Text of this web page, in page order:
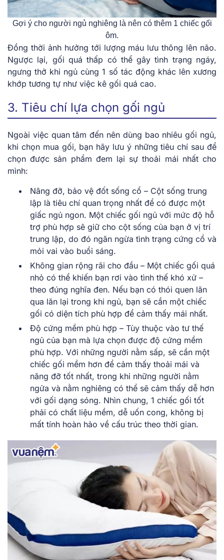
Gợi ý cho người ngủ nghiêng là nên có thêm 1 chiếc gối
ôm.
Đồng thời ảnh hưởng tới lượng máu lưu thông lên não.
Ngược lại, gối quá thấp có thể gây tình trạng ngáy,
ngưng thở khi ngủ cùng 1 số tác động khác lên xương
khớp tương tự như việc kê gối quá cao.
3. Tiêu chí lựa chọn gối ngủ
Ngoài việc quan tâm đến nên dùng bao nhiêu gối ngủ,
khi chọn mua gối, bạn hãy lưu ý những tiêu chí sau để
chọn được sản phẩm đem lại sự thoải mái nhất cho
mình:
Nâng đỡ, bảo vệ đốt sống cổ – Cột sống trung
lập là tiêu chí quan trọng nhất để có được một
giấc ngủ ngon. Một chiếc gối ngủ với mức độ hỗ
trợ phù hợp sẽ giữ cho cột sống của bạn ở vị trí
trung lập, do đó ngăn ngừa tình trạng cứng cổ và
mỏi vai vào buổi sáng.
Không gian rộng rãi cho đầu – Một chiếc gối quá
nhỏ có thể khiến bạn rơi vào tình thế khó xử –
theo đúng nghĩa đen. Nếu bạn có thói quen lăn
qua lăn lại trong khi ngủ, bạn sẽ cần một chiếc
gối có diện tích phù hợp để cảm thấy mái nhất.
Độ cứng mềm phù hợp – Tùy thuộc vào tư thế
ngủ của bạn mà lựa chọn được độ cứng mềm
phù hợp. Với những người nằm sấp, sẽ cần một
chiếc gối mềm hơn để cảm thấy thoải mái và
năng đỡ tốt nhất, trong khi những người nằm
ngửa và nằm nghiêng có thể sẽ cảm thấy dễ hơn
với gối dạng sóng. Nhìn chung, 1 chiếc gối tốt
phải có chất liệu mềm, dễ uốn cong, không bị
mất tính hoàn hảo về cấu trúc theo thời gian.